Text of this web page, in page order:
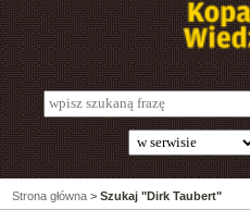
Strona główna > Szukaj "Dirk Taubert"